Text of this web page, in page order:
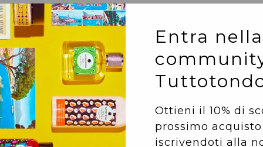
100 ml
FAMIGLIA
TESTA: Bergamotto,
CUORE:Chiodi di
Entra nella
Ottieni il 10% di
prossimo
iscrivendoti alla